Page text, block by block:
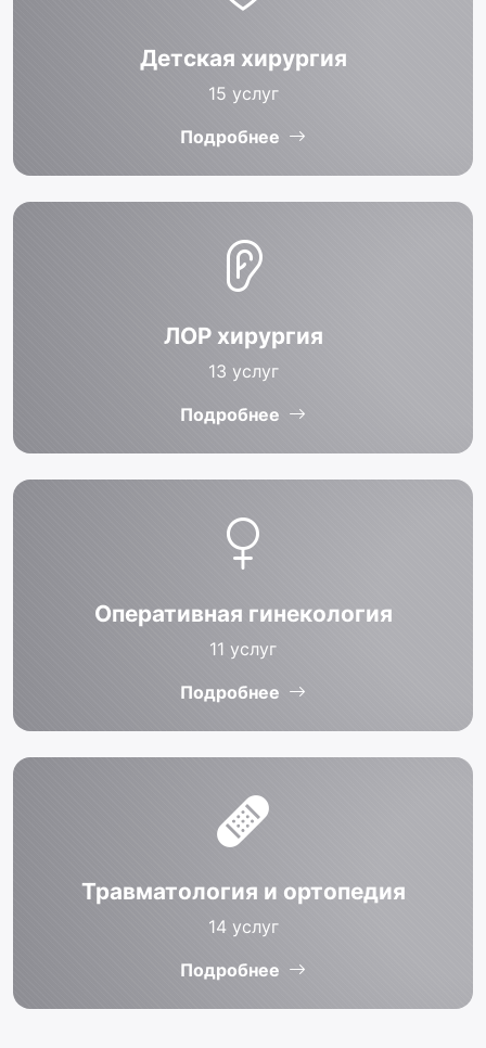
Детская хирургия
15 услуг
Подробнее
ЛОР хирургия
13 услуг
Подробнее
Оперативная гинекология
11 услуг
Подробнее
Травматология и ортопедия
14 услуг
Подробнее